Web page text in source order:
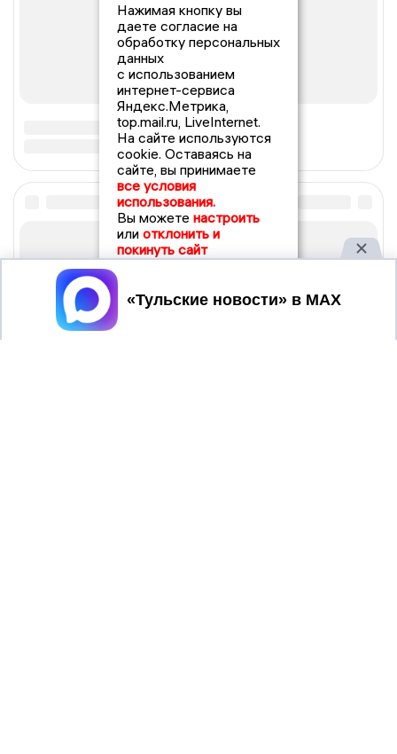
Нажимая кнопку вы
даете согласие на
обработку персональных
данных
с использованием
интернет-сервиса
Яндекс.Метрика,
top.mail.ru, LiveInternet.
На сайте используются
cookie. Оставаясь на
сайте, вы принимаете
все условия
использования.
Вы можете настроить
или отклонить и
покинуть сайт
Принять